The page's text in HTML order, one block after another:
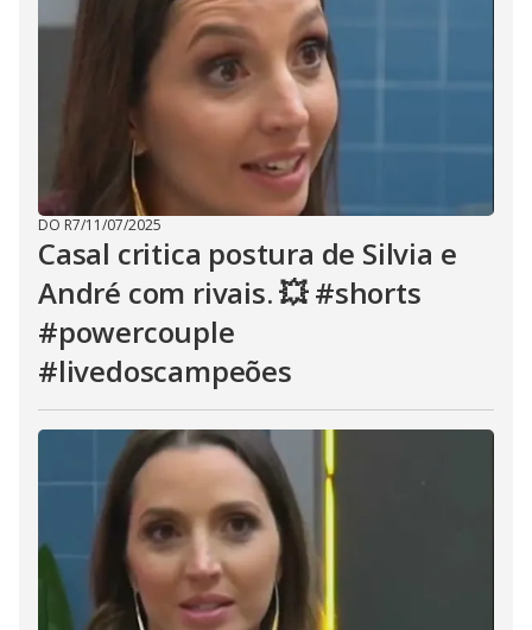
DO R7/11/07/2025
Casal critica postura de Silvia e
André com rivais. 💥 #shorts
#powercouple
#livedoscampeões